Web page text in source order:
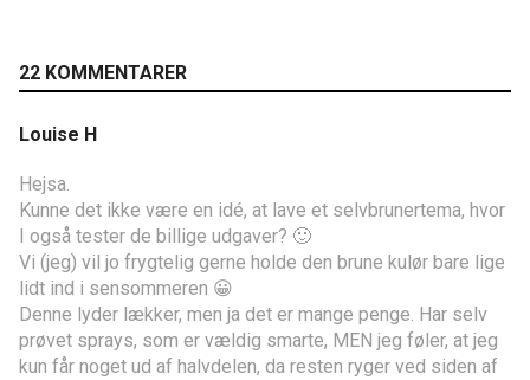
22 KOMMENTARER
Louise H
Hejsa.
Kunne det ikke være en idé, at lave et selvbrunertema, hvor
I også tester de billige udgaver? 🙂
Vi (jeg) vil jo frygtelig gerne holde den brune kulør bare lige
lidt ind i sensommeren 😀
Denne lyder lækker, men ja det er mange penge. Har selv
prøvet sprays, som er vældig smarte, MEN jeg føler, at jeg
kun får noget ud af halvdelen, da resten ryger ved siden af